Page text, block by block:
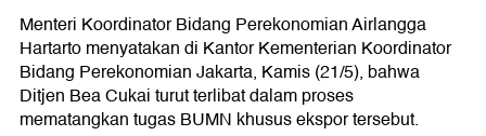
Menteri Koordinator Bidang Perekonomian Airlangga
Hartarto menyatakan di Kantor Kementerian Koordinator
Bidang Perekonomian Jakarta, Kamis (21/5), bahwa
Ditjen Bea Cukai turut terlibat dalam proses
mematangkan tugas BUMN khusus ekspor tersebut.